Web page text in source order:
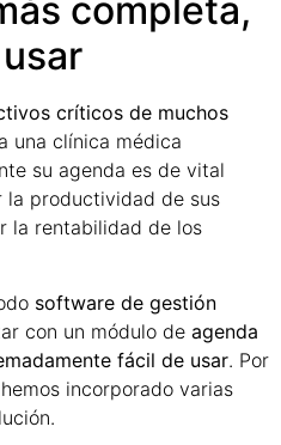
completa,
críticos de muchos
una clínica médica
su agenda es de vital
la productividad de sus
la rentabilidad de los
software de gestión
con un módulo de agenda
fácil de usar. Por
incorporado varias